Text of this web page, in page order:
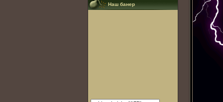
Наш банер